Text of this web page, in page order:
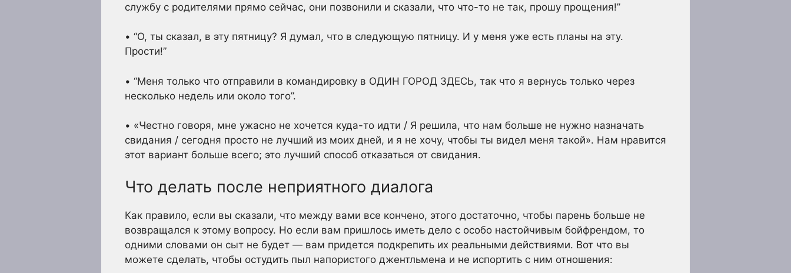
службу с родителями прямо сейчас, они позвонили и сказали, что что-то не так, прошу прощения!”
• “О, ты сказал, в эту пятницу? Я думал, что в следующую пятницу. И у меня уже есть планы на эту.
Прости!”
• “Меня только что отправили в командировку в ОДИН ГОРОД ЗДЕСЬ, так что я вернусь только через
несколько недель или около того”.
• «Честно говоря, мне ужасно не хочется куда-то идти / Я решила, что нам больше не нужно назначать
свидания / сегодня просто не лучший из моих дней, и я не хочу, чтобы ты видел меня такой». Нам нравится
этот вариант больше всего; это лучший способ отказаться от свидания.
Что делать после неприятного диалога
Как правило, если вы сказали, что между вами все кончено, этого достаточно, чтобы парень больше не
возвращался к этому вопросу. Но если вам пришлось иметь дело с особо настойчивым бойфрендом, то
одними словами он сыт не будет — вам придется подкрепить их реальными действиями. Вот что вы
можете сделать, чтобы остудить пыл напористого джентльмена и не испортить с ним отношения: